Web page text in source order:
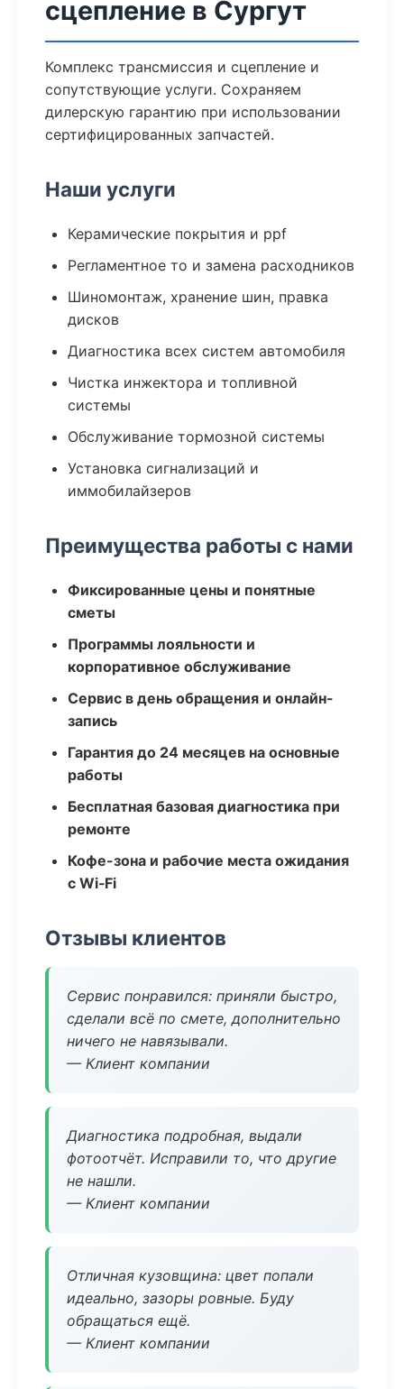
сцепление в Сургут
Комплекс трансмиссия и сцепление и
сопутствующие услуги. Сохраняем
дилерскую гарантию при использовании
сертифицированных запчастей.
Наши услуги
Керамические покрытия и ppf
Регламентное то и замена расходников
Шиномонтаж, хранение шин, правка
дисков
Диагностика всех систем автомобиля
Чистка инжектора и топливной
системы
Обслуживание тормозной системы
Установка сигнализаций и
иммобилайзеров
Преимущества работы с нами
Фиксированные цены и понятные
сметы
Программы лояльности и
корпоративное обслуживание
Сервис в день обращения и онлайн-
запись
Гарантия до 24 месяцев на основные
работы
Бесплатная базовая диагностика при
ремонте
Кофе-зона и рабочие места ожидания
с Wi‑Fi
Отзывы клиентов
Сервис понравился: приняли быстро,
сделали всё по смете, дополнительно
ничего не навязывали.
— Клиент компании
Диагностика подробная, выдали
фотоотчёт. Исправили то, что другие
не нашли.
— Клиент компании
Отличная кузовщина: цвет попали
идеально, зазоры ровные. Буду
обращаться ещё.
— Клиент компании